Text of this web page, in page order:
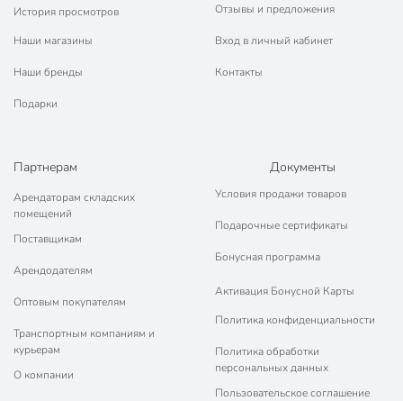
История просмотров
Наши магазины
Наши бренды
Подарки
Отзывы и предложения
Вход в личный кабинет
Контакты
Партнерам
Арендаторам складских
помещений
Поставщикам
Арендодателям
Оптовым покупателям
Транспортным компаниям и
курьерам
О компании
Документы
Условия продажи товаров
Подарочные сертификаты
Бонусная программа
Активация Бонусной Карты
Политика конфиденциальности
Политика обработки
персональных данных
Пользовательское соглашение